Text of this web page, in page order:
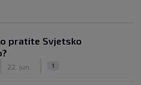
pratite Svjetsko
22. jun. 1